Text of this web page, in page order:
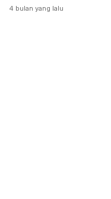
4 bulan yang lalu